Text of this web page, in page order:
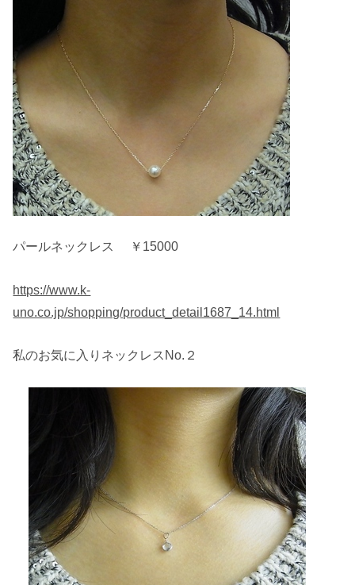
パールネックレス ￥15000
https://www.k-
uno.co.jp/shopping/product_detail1687_14.html
私のお気に入りネックレスNo.２